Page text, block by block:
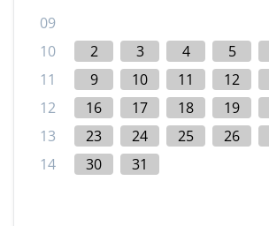
09
10
2 3 4 5
11
9 10 11 12
12
16 17 18 19
13
23 24 25 26
14
30 31